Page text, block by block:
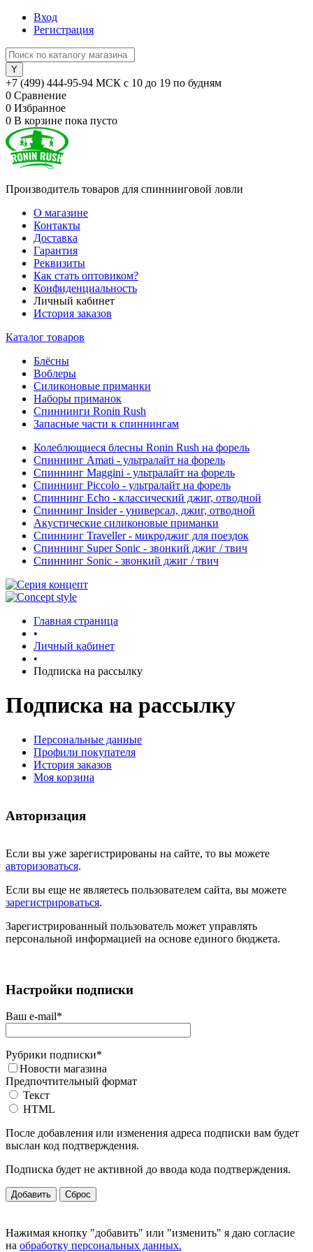
Вход
Регистрация
+7 (499) 444-95-94 МСК с 10 до 19 по будням
0 Сравнение
0 Избранное
0 В корзине пока пусто
Производитель товаров для спиннинговой ловли
О магазине
Контакты
Доставка
Гарантия
Реквизиты
Как стать оптовиком?
Конфиденциальность
Личный кабинет
История заказов
Каталог товаров
Блёсны
Воблеры
Силиконовые приманки
Наборы приманок
Спиннинги Ronin Rush
Запасные части к спиннингам
Колеблющиеся блесны Ronin Rush на форель
Спиннинг Amati - ультралайт на форель
Спиннинг Maggini - ультралайт на форель
Спиннинг Piccolo - ультралайт на форель
Спиннинг Echo - классический джиг, отводной
Спиннинг Insider - универсал, джиг, отводной
Акустические силиконовые приманки
Спиннинг Traveller - микроджиг для поездок
Спиннинг Super Sonic - звонкий джиг / твич
Спиннинг Sonic - звонкий джиг / твич
Главная страница
•
Личный кабинет
•
Подписка на рассылку
Подписка на рассылку
Персональные данные
Профили покупателя
История заказов
Моя корзина
Авторизация
Если вы уже зарегистрированы на сайте, то вы можете
авторизоваться.
Если вы еще не являетесь пользователем сайта, вы можете
зарегистрироваться.
Зарегистрированный пользователь может управлять
персональной информацией на основе единого бюджета.
Настройки подписки
Ваш e-mail*
Рубрики подписки*
Новости магазина
Предпочтительный формат
Текст
HTML
После добавления или изменения адреса подписки вам будет
выслан код подтверждения.
Подписка будет не активной до ввода кода подтверждения.
Нажимая кнопку "добавить" или "изменить" я даю согласие
на обработку персональных данных.